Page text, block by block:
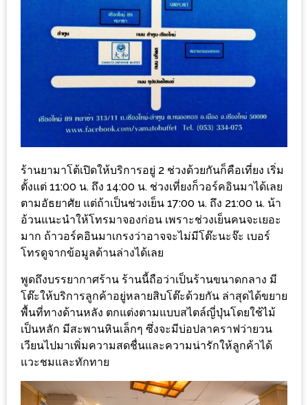
CHECKOUT
บาร์บีคิว
เหนือ
กับ
สลัด
หนุ่ม
บ้านนา
เมนู
เด็ด
ANNA
FARM
ที่
เอาชนะ
ใจ
กรรมการ
จาก
ร้านยามาโต้เปิดให้บริการอยู่ 2 ช่วงด้วยกันก็คือเที่ยง เริ่ม
ตั้งแต่ 11:00 น. ถึง 14:00 น. ช่วงเที่ยงก็วอร์คอินมาได้เลย
ตามอัธยาศัย แต่ถ้าเป็นช่วงเย็น 17:00 น. ถึง 21:00 น. น้า
อ้วนแนะนำให้โทรมาจองก่อน เพราะช่วงเย็นคนจะเยอะ
มาก ถ้าวอร์คอินมาเกรงว่าอาจจะไม่มีโต๊ะนะจ๊ะ เบอร์
โทรดูจากข้อมูลด้านล่างได้เลย
พูดถึงบรรยากาศร้าน ร้านนี้ถือว่าเป็นร้านขนาดกลาง มี
โต๊ะให้บริการลูกค้าอยู่หลายสิบโต๊ะด้วยกัน ล่าสุดได้ขยาย
พื้นที่ทางด้านหลัง ตกแต่งตามแบบสไตล์ญี่ปุ่นโดยใช้ไม้
เป็นหลัก มีสะพานหินเล็กๆ ซึ่งจะมีบ่อปลาคราฟว่ายวน
เวียนไปมาเพิ่มความสดชื่นและความน่ารักให้ลูกค้าได้
แวะชมและทักทาย